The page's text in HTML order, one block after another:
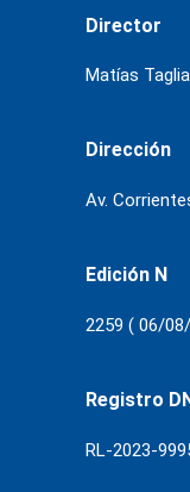
Director
Matías
Dirección
Av.
Edición N
2259 ( 06/
Registro
RL-2023-